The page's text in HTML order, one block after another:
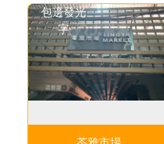
包邊發光
字